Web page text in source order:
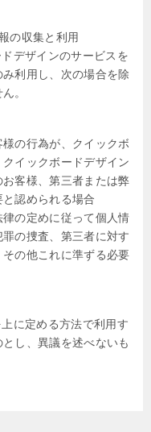
の収集と利用
デザインのサービスを
利用し、次の場合を除
。
の行為が、クイックボ
イックボードデザイン
客様、第三者または弊
認められる場合
の定めに従って個人情
の捜査、第三者に対す
の他これに準ずる必要
に定める方法で利用す
し、異議を述べないも